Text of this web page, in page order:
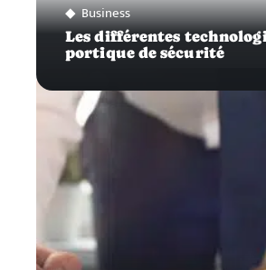
Business
Les différentes
portique de sécurité